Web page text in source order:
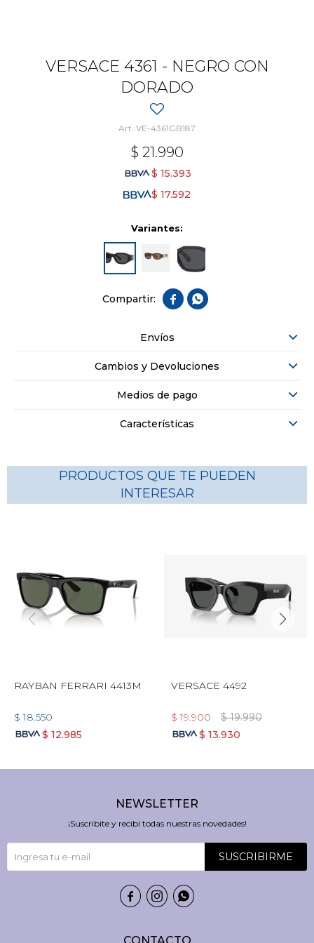
VERSACE 4361 - NEGRO CON
DORADO
VE-4361GB187
$ 21.990
$ 15.393
$ 17.592
Variantes:
 
Envíos
Cambios y Devoluciones
Medios de pago
Características
PRODUCTOS QUE TE PUEDEN
INTERESAR
RAYBAN FERRARI 4413M
$ 18.550
$ 12.985
VERSACE 4492
$ 19.900 $ 19.990
$ 13.930
NEWSLETTER
¡Suscribite y recibí todas nuestras novedades!
SUSCRIBIRME
  